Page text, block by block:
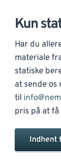
Kun
Har du
materiale
statiske
at sende
til
pris på at
Indhent